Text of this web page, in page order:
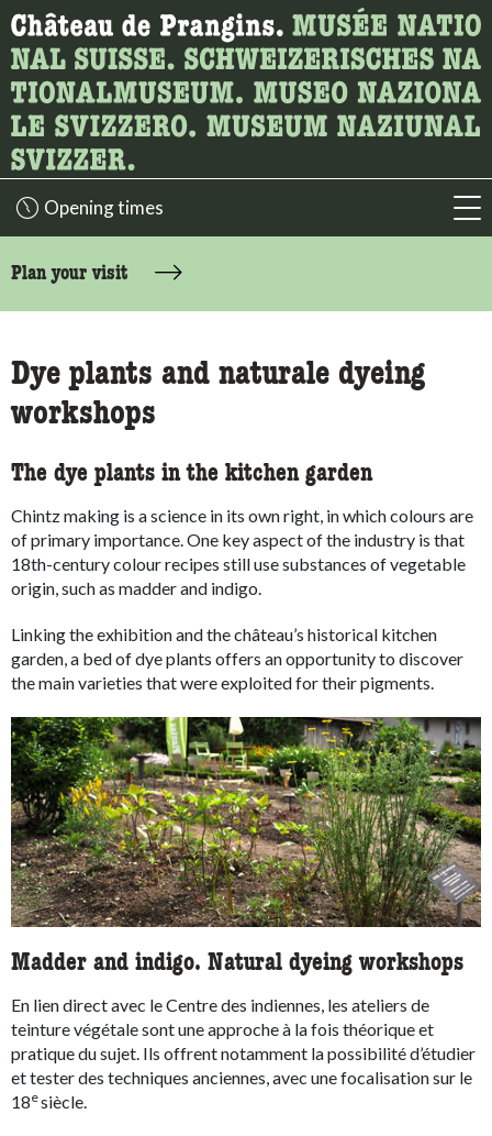
What are you looking for?
Here you can search for content on the page.
Opening times
Plan your visit
Dye plants and naturale dyeing
workshops
The dye plants in the kitchen garden
Chintz making is a science in its own right, in which colours are
of primary importance. One key aspect of the industry is that
18th-century colour recipes still use substances of vegetable
origin, such as madder and indigo.
Linking the exhibition and the château’s historical kitchen
garden, a bed of dye plants offers an opportunity to discover
the main varieties that were exploited for their pigments.
Madder and indigo. Natural dyeing workshops
En lien direct avec le Centre des indiennes, les ateliers de
teinture végétale sont une approche à la fois théorique et
pratique du sujet. Ils offrent notamment la possibilité d’étudier
et tester des techniques anciennes, avec une focalisation sur le
18esiècle.